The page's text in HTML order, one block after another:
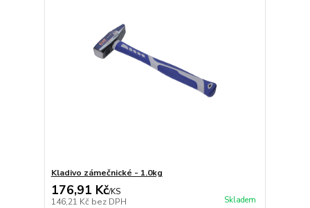
Kladivo zámečnické - 1.0kg
176,91 Kč/KS
146,21 Kč bez DPH Skladem